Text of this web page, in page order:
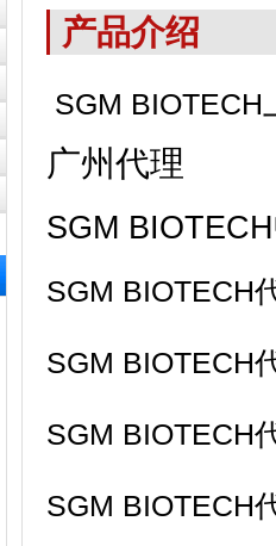
产品介绍
SGM BIOTECH
广州代理
SGM BIOTECH
SGM BIOTECH
SGM BIOTECH
SGM BIOTECH
SGM BIOTECH